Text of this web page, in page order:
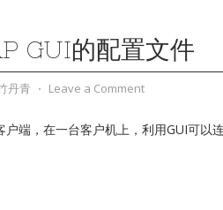
GUI的配置文件
丹青 ⋅ Leave a Comment
户端，在一台客户机上，利用GUI可以